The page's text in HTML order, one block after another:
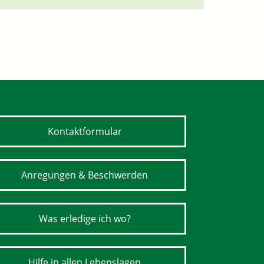
Kontaktformular
Anregungen & Beschwerden
Was erledige ich wo?